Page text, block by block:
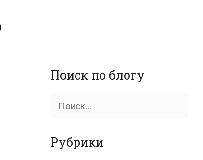
Поиск по блогу
Поиск
Рубрики